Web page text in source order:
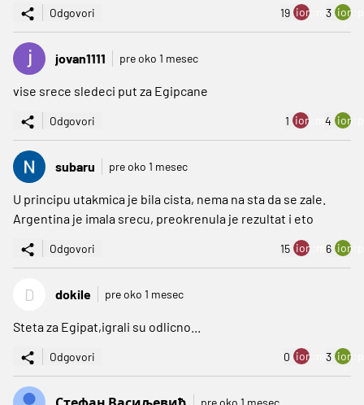
Odgovori 19 ion:minus
3
jovan1111 pre oko 1 mesec
vise srece sledeci put za Egipcane
Odgovori 1 ion:minus
4
subaru pre oko 1 mesec
U principu utakmica je bila cista, nema na sta da se zale.
Argentina je imala srecu, preokrenula je rezultat i eto
Odgovori 15 ion:minus
6
D dokile pre oko 1 mesec
Steta za Egipat,igrali su odlicno...
Odgovori 0 ion:minus
3
pre oko 1 mesec